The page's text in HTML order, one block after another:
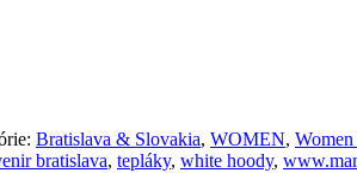
Bratislava & Slovakia, WOMEN,
bratislava, tepláky, white hoody,